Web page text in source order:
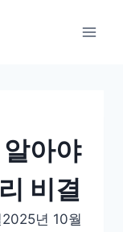
아야
비결
2025년 10월